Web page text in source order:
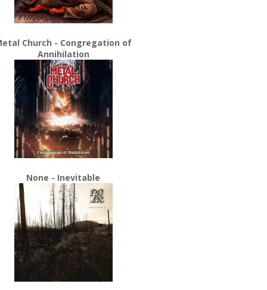
Church - Congregation of
Annihilation
None - Inevitable